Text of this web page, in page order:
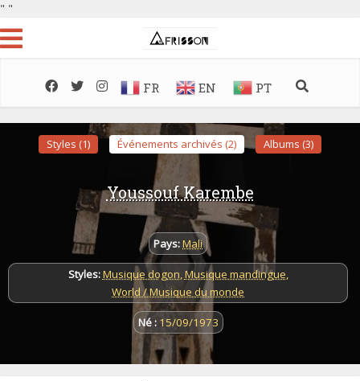
" "
FR EN PT
Styles (1) Événements archivés (2) Albums (3)
Youssouf Karembe
Pays:Mali
Styles:Musique dogon,Musique mandingue,
World / Musique du monde
Né : 15/09/1973